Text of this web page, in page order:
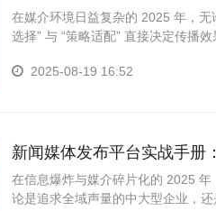
播密码
在媒介环境日益复杂的 2025 年，
选择” 与 “策略适配” 直接决定传播
2025-08-19 16:52
新闻媒体发布平台实战手册
在信息爆炸与媒介碎片化的 2025 年
论是追求全域声量的中大型企业，